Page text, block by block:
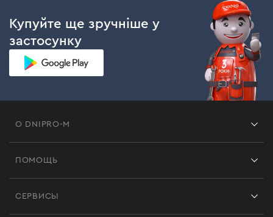
Купуйте ще зручніше у
застосунку
О DNIPRO-M
ПОМОЩЬ
СЕРВИСЫ